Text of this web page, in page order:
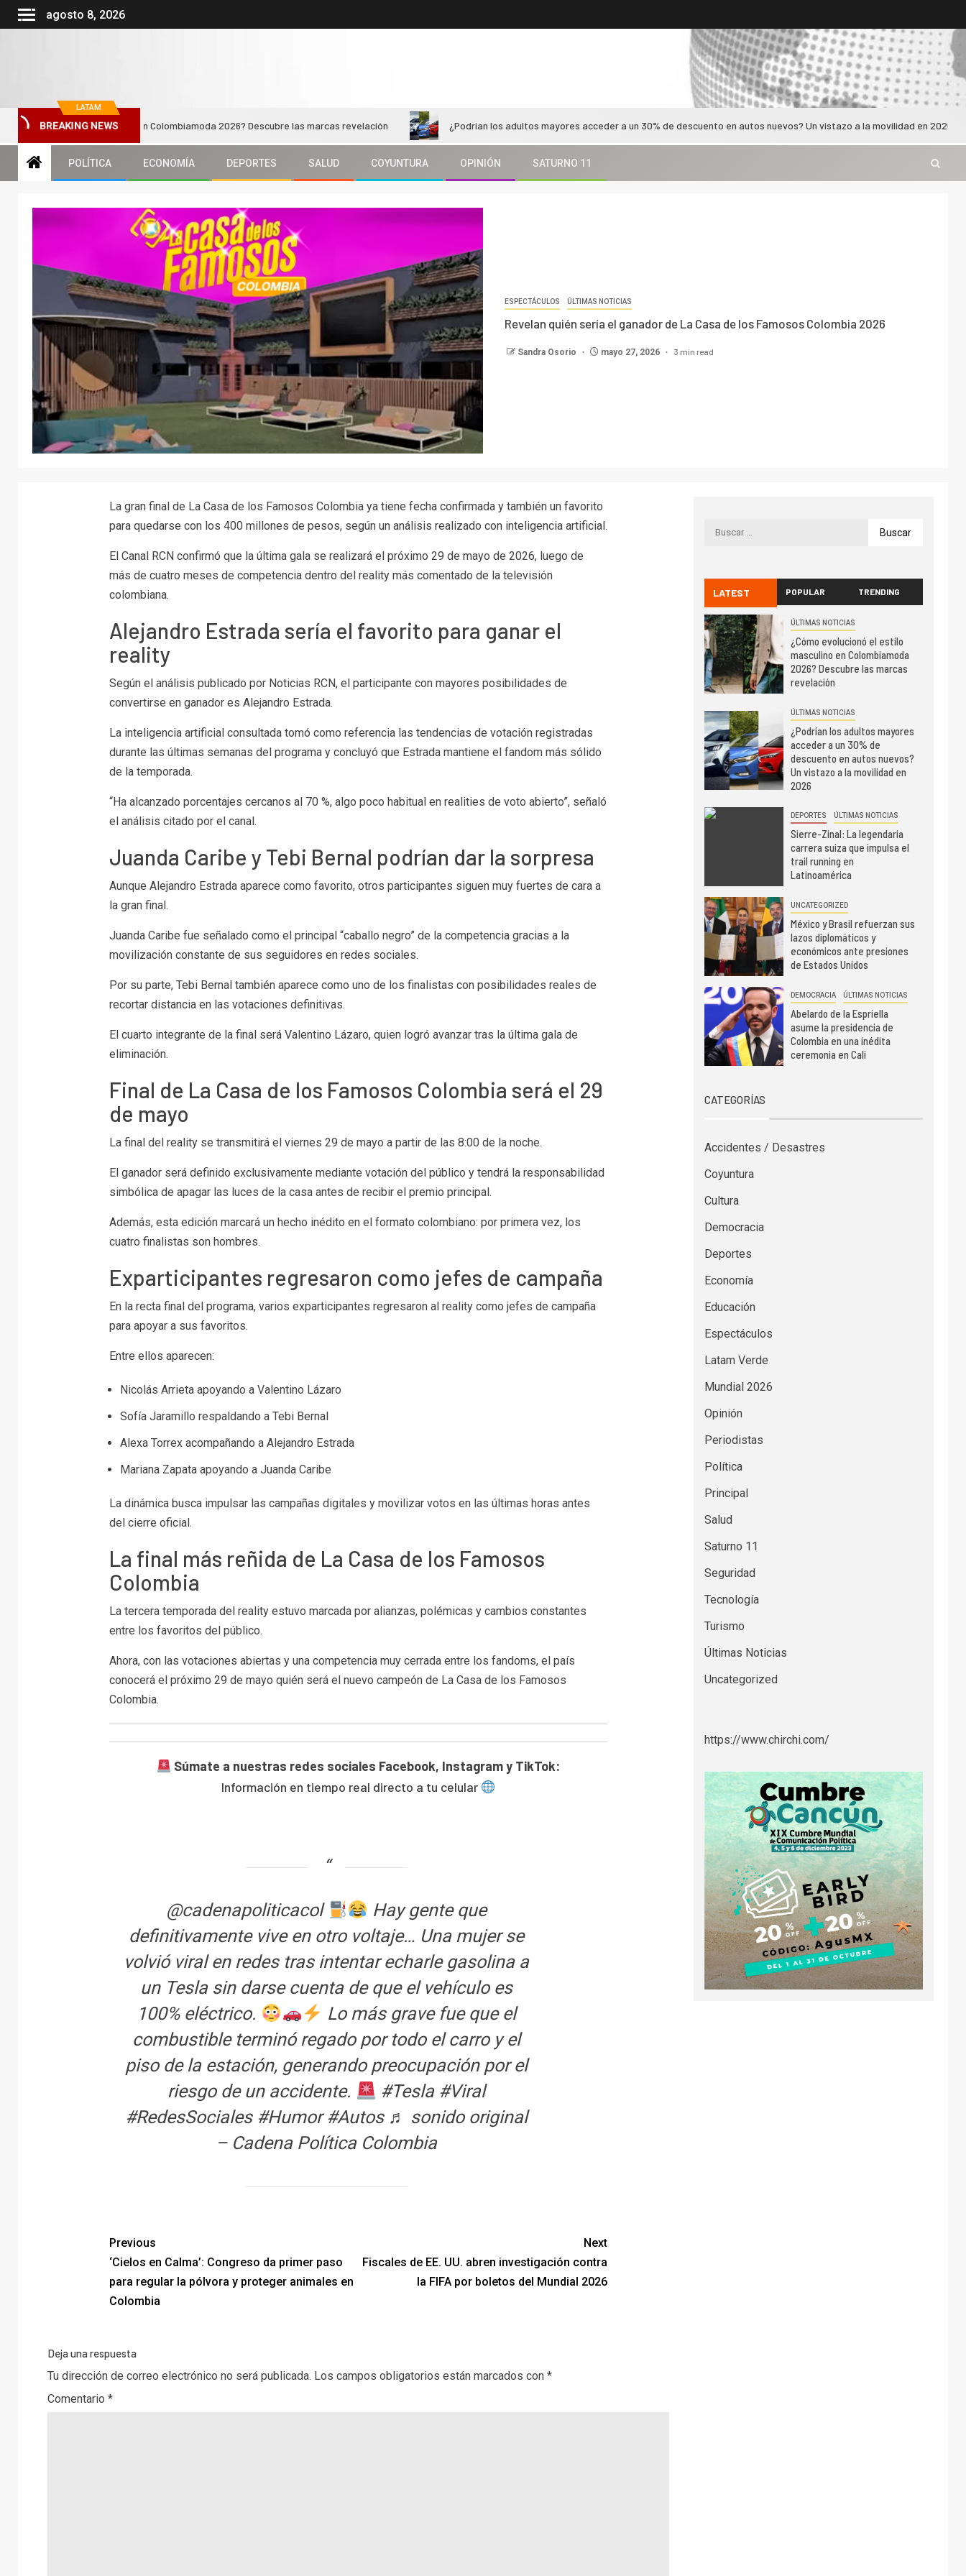
agosto 8, 2026
LATAM
BREAKING NEWS
estilo masculino en Colombiamoda 2026? Descubre las marcas revelación ¿Podrían los adultos mayores acceder a un 30% de descuento en autos nuevos? Un vistazo a la movilidad en 2026
POLÍTICA ECONOMÍA DEPORTES SALUD COYUNTURA OPINIÓN SATURNO 11
ESPECTÁCULOS ÚLTIMAS NOTICIAS
Revelan quién sería el ganador de La Casa de los Famosos Colombia 2026
Sandra Osorio mayo 27, 2026 3 min read
La gran final de La Casa de los Famosos Colombiaya tiene fecha confirmada y también un favorito
para quedarse con los 400 millones de pesos, según un análisis realizado con inteligencia artificial.
El Canal RCNconfirmó que la última gala se realizará el próximo 29 de mayo de 2026, luego de
más de cuatro meses de competencia dentro del reality más comentado de la televisión
colombiana.
Alejandro Estrada sería el favorito para ganar el
reality
Según el análisis publicado por Noticias RCN, el participante con mayores posibilidades de
convertirse en ganador es Alejandro Estrada.
La inteligencia artificial consultada tomó como referencia las tendencias de votación registradas
durante las últimas semanas del programa y concluyó que Estrada mantiene el fandom más sólido
de la temporada.
“Ha alcanzado porcentajes cercanos al 70 %, algo poco habitual en realities de voto abierto”, señaló
el análisis citado por el canal.
Juanda Caribe y Tebi Bernal podrían dar la sorpresa
Aunque Alejandro Estrada aparece como favorito, otros participantes siguen muy fuertes de cara a
la gran final.
Juanda Caribe fue señalado como el principal “caballo negro” de la competencia gracias a la
movilización constante de sus seguidores en redes sociales.
Por su parte, Tebi Bernaltambién aparece como uno de los finalistas con posibilidades reales de
recortar distancia en las votaciones definitivas.
El cuarto integrante de la final será Valentino Lázaro, quien logró avanzar tras la última gala de
eliminación.
Final de La Casa de los Famosos Colombia será el 29
de mayo
La final del reality se transmitirá el viernes 29 de mayo a partir de las 8:00 de la noche.
El ganador será definido exclusivamente mediante votación del público y tendrá la responsabilidad
simbólica de apagar las luces de la casa antes de recibir el premio principal.
Además, esta edición marcará un hecho inédito en el formato colombiano: por primera vez, los
cuatro finalistas son hombres.
Exparticipantes regresaron como jefes de campaña
En la recta final del programa, varios exparticipantes regresaron al reality como jefes de campaña
para apoyar a sus favoritos.
Entre ellos aparecen:
Nicolás Arrietaapoyando a Valentino Lázaro
Sofía Jaramillo respaldando a Tebi Bernal
Alexa Torrexacompañando a Alejandro Estrada
Mariana Zapataapoyando a Juanda Caribe
La dinámica busca impulsar las campañas digitales y movilizar votos en las últimas horas antes
del cierre oficial.
La final más reñida de La Casa de los Famosos
Colombia
La tercera temporada del reality estuvo marcada por alianzas, polémicas y cambios constantes
entre los favoritos del público.
Ahora, con las votaciones abiertas y una competencia muy cerrada entre los fandoms, el país
conocerá el próximo 29 de mayo quién será el nuevo campeón de La Casa de los Famosos
Colombia.
Súmate a nuestras redes sociales Facebook, Instagramy TikTok:
Información en tiempo real directo a tu celular
@cadenapoliticacol
Hay gente que
definitivamente vive en otro voltaje… Una mujer se
volvió viral en redes tras intentar echarle gasolina a
un Tesla sin darse cuenta de que el vehículo es
100% eléctrico.
Lo más grave fue que el
combustible terminó regado por todo el carro y el
piso de la estación, generando preocupación por el
riesgo de un accidente.
#Tesla #Viral
#RedesSociales #Humor #Autos ♬ sonido original
– Cadena Política Colombia
Previous
‘Cielos en Calma’: Congreso da primer paso
para regular la pólvora y proteger animales en
Colombia
Next
Fiscales de EE. UU. abren investigación contra
la FIFA por boletos del Mundial 2026
Deja una respuesta
Tu dirección de correo electrónico no será publicada. Los campos obligatorios están marcados con *
Comentario *
LATEST POPULAR TRENDING
ÚLTIMAS NOTICIAS
¿Cómo evolucionó el estilo
masculino en Colombiamoda
2026? Descubre las marcas
revelación
ÚLTIMAS NOTICIAS
¿Podrían los adultos mayores
acceder a un 30% de
descuento en autos nuevos?
Un vistazo a la movilidad en
2026
DEPORTES ÚLTIMAS NOTICIAS
Sierre-Zinal: La legendaria
carrera suiza que impulsa el
trail running en
Latinoamérica
UNCATEGORIZED
México y Brasil refuerzan sus
lazos diplomáticos y
económicos ante presiones
de Estados Unidos
DEMOCRACIA ÚLTIMAS NOTICIAS
Abelardo de la Espriella
asume la presidencia de
Colombia en una inédita
ceremonia en Cali
CATEGORÍAS
Accidentes / Desastres
Coyuntura
Cultura
Democracia
Deportes
Economía
Educación
Espectáculos
Latam Verde
Mundial 2026
Opinión
Periodistas
Política
Principal
Salud
Saturno 11
Seguridad
Tecnología
Turismo
Últimas Noticias
Uncategorized
https://www.chirchi.com/